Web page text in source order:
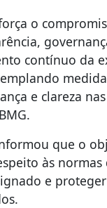
o
contínuo da
e clareza
que o
às normas
e